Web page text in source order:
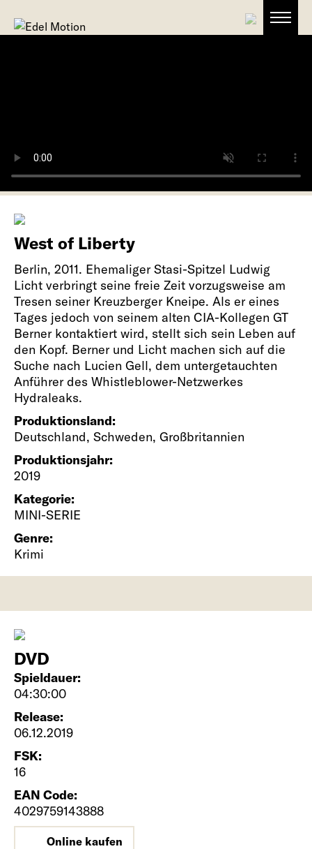
West of Liberty
Berlin, 2011. Ehemaliger Stasi-Spitzel Ludwig
Licht verbringt seine freie Zeit vorzugsweise am
Tresen seiner Kreuzberger Kneipe. Als er eines
Tages jedoch von seinem alten CIA-Kollegen GT
Berner kontaktiert wird, stellt sich sein Leben auf
den Kopf. Berner und Licht machen sich auf die
Suche nach Lucien Gell, dem untergetauchten
Anführer des Whistleblower-Netzwerkes
Hydraleaks.
Produktionsland:
Deutschland, Schweden, Großbritannien
Produktionsjahr:
2019
Kategorie:
MINI-SERIE
Genre:
Krimi
DVD
Spieldauer:
04:30:00
Release:
06.12.2019
FSK:
16
EAN Code:
4029759143888
Online kaufen